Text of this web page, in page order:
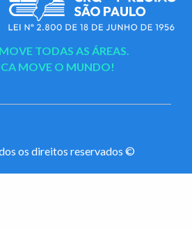
TODAS AS ÁREAS.
MOVE O MUNDO!
os direitos reservados ©